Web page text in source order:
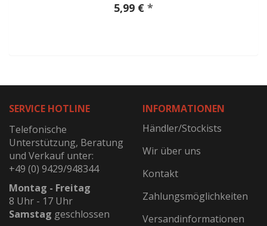
5,99 € *
SERVICE HOTLINE
Telefonische
Unterstützung, Beratung
und Verkauf unter:
+49 (0) 9429/948344
Montag - Freitag
8 Uhr - 17 Uhr
Samstag geschlossen
INFORMATIONEN
Händler/Stockists
Wir über uns
Kontakt
Zahlungsmöglichkeiten
Versandinformationen